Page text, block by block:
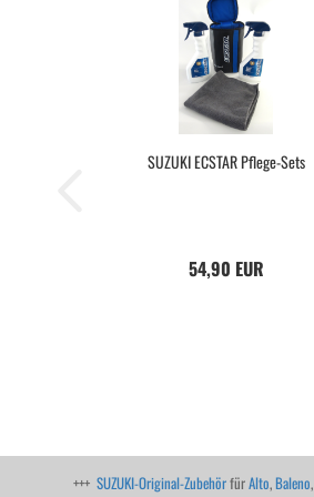
SUZUKI ECSTAR Pflege-Sets
54,90 EUR
+++ SUZUKI-Original-ZubehörfürAlto,Baleno,